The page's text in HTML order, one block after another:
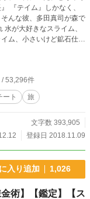
『テイム』しかなく、
んな彼、多田真司が森で
ム、小さいけど鉱石仕分
イム等多種多様で個性的
承ください。一話２００
がご了承ください。
/ 53,296件
ート 旅
文字数 393,905
登録日 2018.11.09
入り追加 1,026
術】【鑑定】【ス